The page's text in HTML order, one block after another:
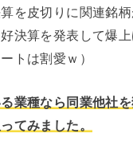
を皮切りに関連銘
決算を発表して爆
トは割愛ｗ）
業種なら同業他社
てみました。